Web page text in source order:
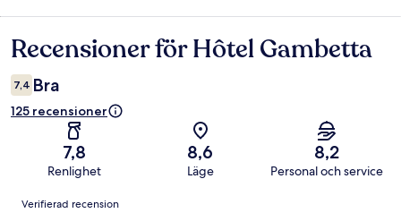
Recensioner
Recensioner för Hôtel Gambetta
7,4 Bra
125 recensioner
7,8
Renlighet
8,6
Läge
8,2
Personal och service
Recensioner
Verifierad recension